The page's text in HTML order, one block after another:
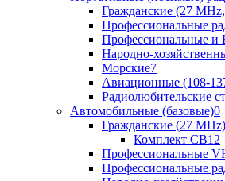
Гражданские (27
Профессиональные
Профессиональные и
Народно-
Морские7
Авиационные (108-
Радиолюбительские
Автомобильные (базовые)0
Гражданские (27 MHz)
Комплект CB12
Профессиональные
Профессиональные